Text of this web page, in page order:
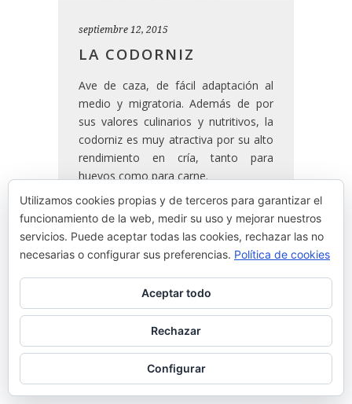
septiembre 12, 2015
LA CODORNIZ
Ave de caza, de fácil adaptación al
medio y migratoria. Además de por
sus valores culinarios y nutritivos, la
codorniz es muy atractiva por su alto
rendimiento en cría, tanto para
huevos como para carne.
READ MORE
Utilizamos cookies propias y de terceros para garantizar el
funcionamiento de la web, medir su uso y mejorar nuestros
servicios. Puede aceptar todas las cookies, rechazar las no
necesarias o configurar sus preferencias. Política de cookies
Aceptar todo
Rechazar
Configurar